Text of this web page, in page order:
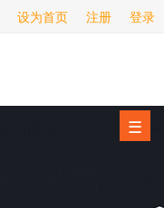
登录
注册
设为首页
☰